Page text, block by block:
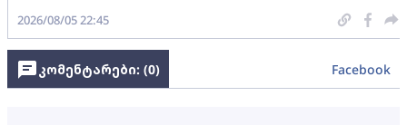
2026/08/05 22:45
კომენტარები: (0) Facebook